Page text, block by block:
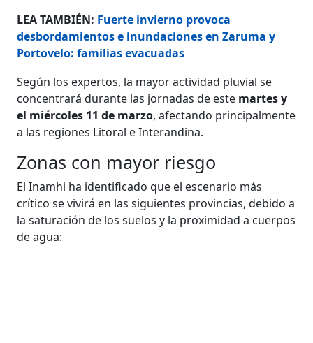
LEA TAMBIÉN: Fuerte invierno provoca
desbordamientos e inundaciones en Zaruma y
Portovelo: familias evacuadas
Según los expertos, la mayor actividad pluvial se
concentrará durante las jornadas de este martes y
el miércoles 11 de marzo, afectando principalmente
a las regiones Litoral e Interandina.
Zonas con mayor riesgo
El Inamhi ha identificado que el escenario más
crítico se vivirá en las siguientes provincias, debido a
la saturación de los suelos y la proximidad a cuerpos
de agua: